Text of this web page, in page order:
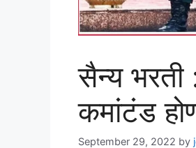
सैन्य भरती
कमांटंड
September 29, 2022 by